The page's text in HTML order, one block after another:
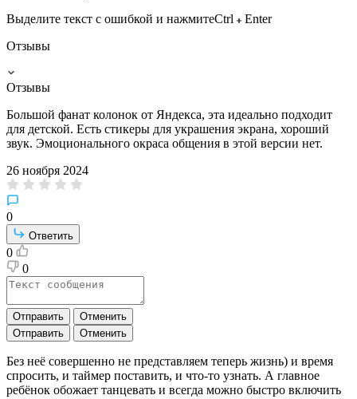
Выделите текст с ошибкой и нажмитеCtrl
Enter
Отзывы
Отзывы
Большой фанат колонок от Яндекса, эта идеально подходит
для детской. Есть стикеры для украшения экрана, хороший
звук. Эмоционального окраса общения в этой версии нет.
26 ноября 2024
0
Ответить
0
0
Отправить
Отменить
Отправить
Отменить
Без неё совершенно не представляем теперь жизнь) и время
спросить, и таймер поставить, и что-то узнать. А главное
ребёнок обожает танцевать и всегда можно быстро включить